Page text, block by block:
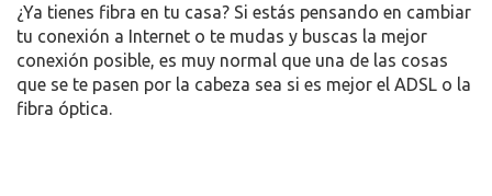
¿Ya tienes fibra en tu casa? Si estás pensando en cambiar
tu conexión a Internet o te mudas y buscas la mejor
conexión posible, es muy normal que una de las cosas
que se te pasen por la cabeza sea si es mejor el ADSL o la
fibra óptica.